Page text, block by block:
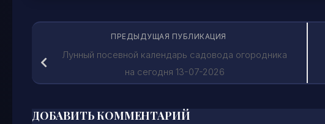
ПРЕДЫДУЩАЯ ПУБЛИКАЦИЯ
Лунный посевной календарь садовода огородника
на сегодня 13-07-2026
ДОБАВИТЬ КОММЕНТАРИЙ